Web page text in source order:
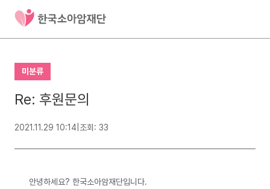
미분류
Re: 후원문의
2021.11.29 10:14 조회: 33
안녕하세요? 한국소아암재단입니다.